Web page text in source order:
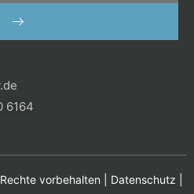
SENDEN
6164
vorbehalten | Datenschutz